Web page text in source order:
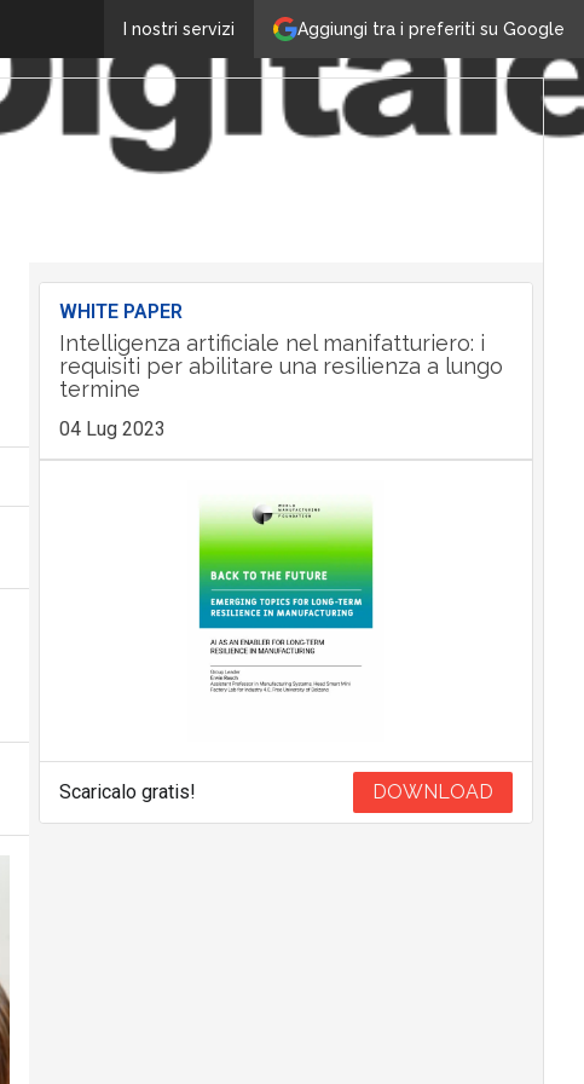
Aggiungi tra i preferiti su Google
I nostri servizi
WHITE PAPER
Intelligenza artificiale nel manifatturiero: i
requisiti per abilitare una resilienza a lungo
termine
04 Lug 2023
Scaricalo gratis! DOWNLOAD